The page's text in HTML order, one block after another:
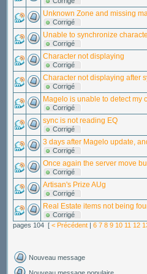
Unknown Zone and missing
Corrigé
Unable to synchronize
Corrigé
Character not displaying
Corrigé
Character not displaying after
Corrigé
Magelo is unable to detect my
Corrigé
sync is not reading EQ
Corrigé
3 days after Magelo update,
Corrigé
Once again the server move
Corrigé
Artisan's Prize AUg
Corrigé
Real Estate items not being
Corrigé
pages 104 [ < Précédent | 6 7 8 9 10 11 12
Nouveau message